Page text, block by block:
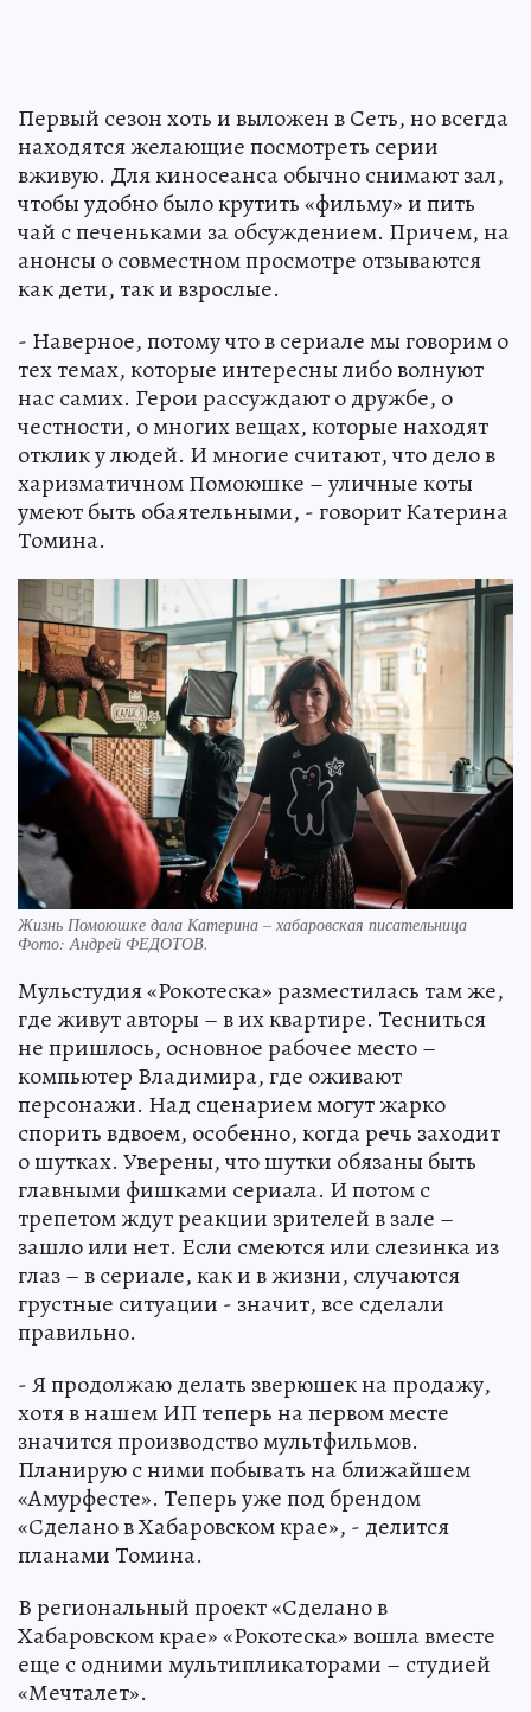
Первый сезон хоть и выложен в Сеть, но всегда
находятся желающие посмотреть серии
вживую. Для киносеанса обычно снимают зал,
чтобы удобно было крутить «фильму» и пить
чай с печеньками за обсуждением. Причем, на
анонсы о совместном просмотре отзываются
как дети, так и взрослые.
- Наверное, потому что в сериале мы говорим о
тех темах, которые интересны либо волнуют
нас самих. Герои рассуждают о дружбе, о
честности, о многих вещах, которые находят
отклик у людей. И многие считают, что дело в
харизматичном Помоюшке – уличные коты
умеют быть обаятельными, - говорит Катерина
Томина.
Жизнь Помоюшке дала Катерина – хабаровская писательница
Фото: Андрей ФЕДОТОВ.
Мульстудия «Рокотеска» разместилась там же,
где живут авторы – в их квартире. Тесниться
не пришлось, основное рабочее место –
компьютер Владимира, где оживают
персонажи. Над сценарием могут жарко
спорить вдвоем, особенно, когда речь заходит
о шутках. Уверены, что шутки обязаны быть
главными фишками сериала. И потом с
трепетом ждут реакции зрителей в зале –
зашло или нет. Если смеются или слезинка из
глаз – в сериале, как и в жизни, случаются
грустные ситуации - значит, все сделали
правильно.
- Я продолжаю делать зверюшек на продажу,
хотя в нашем ИП теперь на первом месте
значится производство мультфильмов.
Планирую с ними побывать на ближайшем
«Амурфесте». Теперь уже под брендом
«Сделано в Хабаровском крае», - делится
планами Томина.
В региональный проект «Сделано в
Хабаровском крае» «Рокотеска» вошла вместе
еще с одними мультипликаторами – студией
«Мечталет».